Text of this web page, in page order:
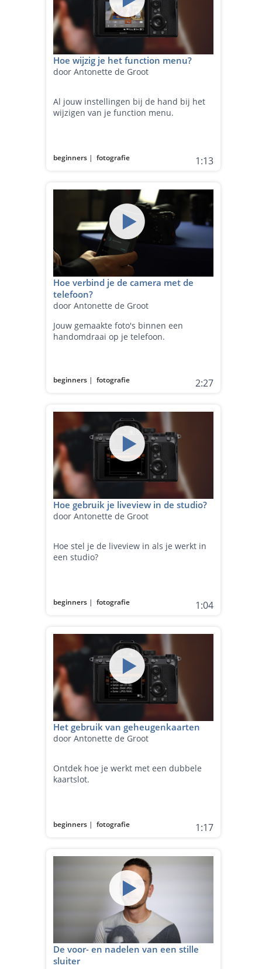
Hoe wijzig je het function menu?
door Antonette de Groot
Al jouw instellingen bij de hand bij het
wijzigen van je function menu.
beginners |fotografie 1:13
Hoe verbind je de camera met de
telefoon?
door Antonette de Groot
Jouw gemaakte foto's binnen een
handomdraai op je telefoon.
beginners |fotografie 2:27
Hoe gebruik je liveview in de studio?
door Antonette de Groot
Hoe stel je de liveview in als je werkt in
een studio?
beginners |fotografie 1:04
Het gebruik van geheugenkaarten
door Antonette de Groot
Ontdek hoe je werkt met een dubbele
kaartslot.
beginners |fotografie 1:17
De voor- en nadelen van een stille
sluiter